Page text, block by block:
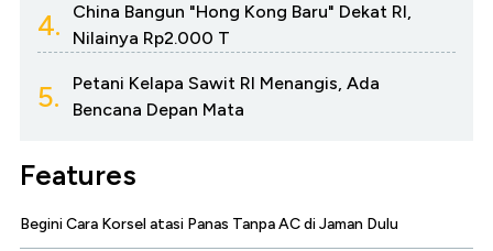
4.
China Bangun "Hong Kong Baru" Dekat RI,
Nilainya Rp2.000 T
5.
Petani Kelapa Sawit RI Menangis, Ada
Bencana Depan Mata
Features
Begini Cara Korsel atasi Panas Tanpa AC di Jaman Dulu